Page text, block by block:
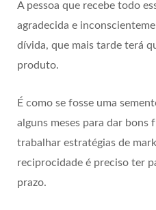
A pessoa que recebe todo
agradecida e
dívida, que mais tarde terá
produto.
É como se fosse uma
alguns meses para dar
trabalhar estratégias de
reciprocidade é preciso ter
prazo.